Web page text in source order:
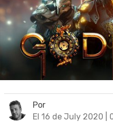
Por
El 16 de July 2020 |